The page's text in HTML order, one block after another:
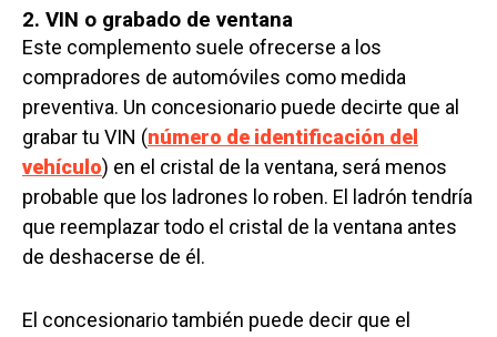
2. VIN o grabado de ventana
Este complemento suele ofrecerse a los
compradores de automóviles como medida
preventiva. Un concesionario puede decirte que al
grabar tu VIN (número de identificación del
vehículo) en el cristal de la ventana, será menos
probable que los ladrones lo roben. El ladrón tendría
que reemplazar todo el cristal de la ventana antes
de deshacerse de él.
El concesionario también puede decir que el